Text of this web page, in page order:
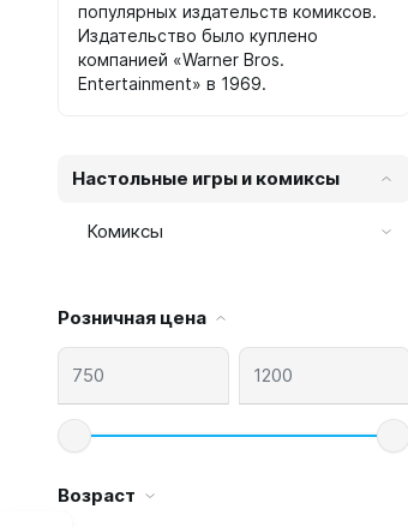
популярных издательств комиксов.
Издательство было куплено
компанией «Warner Bros.
Entertainment» в 1969.
Настольные игры и комиксы
Комиксы
Розничная цена
Возраст